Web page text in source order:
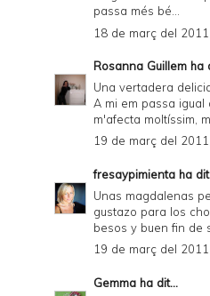
passa més bé...
18 de març del
Rosanna Guillem ha
Una vertadera
A mi em passa igual
m'afecta moltíssim,
19 de març del
fresaypimienta ha
Unas magdalenas
gustazo para los
besos y buen fin de
19 de març del
Gemma ha dit...